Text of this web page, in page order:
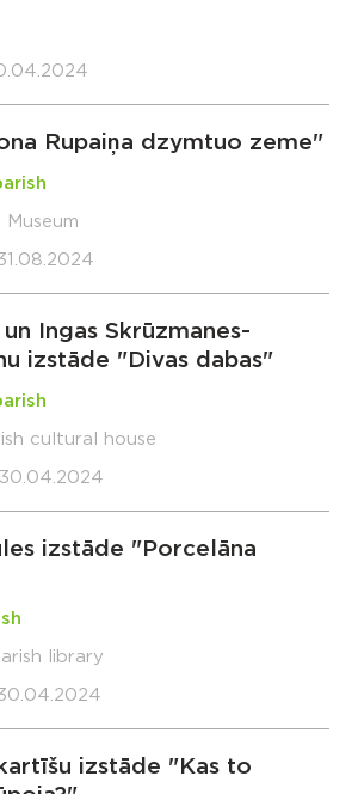
Rupaiņa dzymtuo zeme"
Ingas Skrūzmanes-
izstāde "Divas dabas"
cultural house
izstāde "Porcelāna
library
izstāde "Kas to